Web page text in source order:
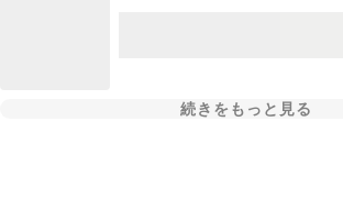
続きをもっと見る